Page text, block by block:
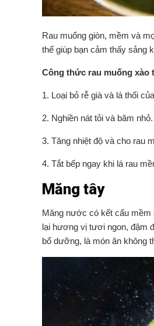
Rau muống giòn, mềm và
thể giúp bạn cảm thấy sảng
Công thức rau muống xào
1. Loại bỏ rễ già và lá thối
2. Nghiền nát tỏi và băm
3. Tăng nhiệt độ và cho rau
4. Tắt bếp ngay khi lá rau
Măng tây
Măng nước có kết cấu mềm
lại hương vị tươi ngon, đậm
bổ dưỡng, là món ăn không